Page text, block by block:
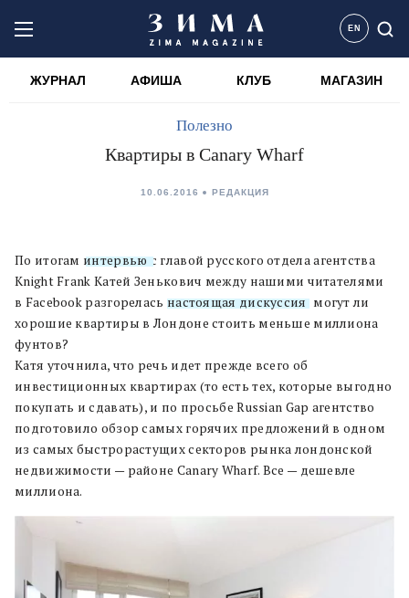
EN
ЖУРНАЛ АФИША КЛУБ МАГАЗИН
Полезно
Квартиры в Canary Wharf
10.06.2016 РЕДАКЦИЯ
По итогам интервьюс главой русского отдела агентства
Knight Frank Катей Зенькович между нашими читателями
в Facebook разгорелась настоящая дискуссия: могут ли
хорошие квартиры в Лондоне стоить меньше миллиона
фунтов?
Катя уточнила, что речь идет прежде всего об
инвестиционных квартирах (то есть тех, которые выгодно
покупать и сдавать), и по просьбе Russian Gap агентство
подготовило обзор самых горячих предложений в одном
из самых быстрорастущих секторов рынка лондонской
недвижимости — районе Canary Wharf. Все — дешевле
миллиона.